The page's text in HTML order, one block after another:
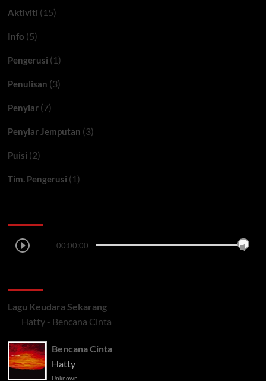
Aktiviti (15)
Info (5)
Pengerusi (1)
Penulisan (3)
Penyiar(7)
Penyiar Jemputan (3)
Puisi (2)
Tim. Pengerusi (1)
00:00:00
Lagu Keudara Sekarang
Hatty - Bencana Cinta
Bencana Cinta
Hatty
Unknown